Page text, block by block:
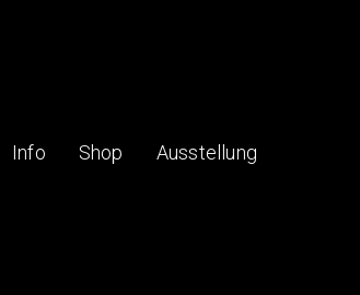
Info Shop Ausstellung